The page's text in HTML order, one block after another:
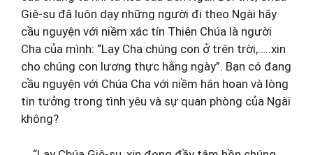
Giê-su đã luôn dạy những người đi theo Ngài hãy
cầu nguyện với niềm xác tín Thiên Chúa là người
Cha của mình: “Lạy Cha chúng con ở trên trời,…..xin
cho chúng con lương thực hằng ngày”. Bạn có đang
cầu nguyện với Chúa Cha với niềm hân hoan và lòng
tin tưởng trong tình yêu và sự quan phòng của Ngài
không?